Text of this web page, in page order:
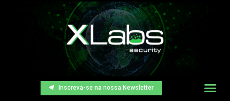
Inscreva-se na nossa Newsletter